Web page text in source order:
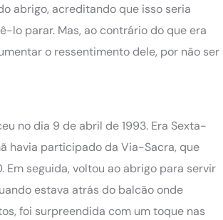
abrigo, acreditando que isso seria
lo parar. Mas, ao contrário do que era
o ressentimento dele, por não ser
no dia 9 de abril de 1993. Era Sexta-
havia participado da Via-Sacra, que
Em seguida, voltou ao abrigo para servir
estava atrás do balcão onde
foi surpreendida com um toque nas